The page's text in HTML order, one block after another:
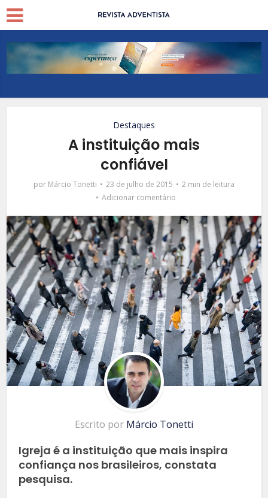
Destaques
A instituição mais
confiável
por Márcio Tonetti 23 de julho de 2015
2 min de leitura
Adicionar comentário
Escrito por Márcio Tonetti
Igreja é a instituição que mais inspira
confiança nos brasileiros, constata
pesquisa.